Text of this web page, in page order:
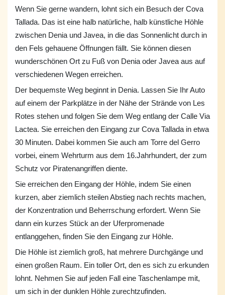
Wenn Sie gerne wandern, lohnt sich ein Besuch der Cova
Tallada. Das ist eine halb natürliche, halb künstliche Höhle
zwischen Denia und Javea, in die das Sonnenlicht durch in
den Fels gehauene Öffnungen fällt. Sie können diesen
wunderschönen Ort zu Fuß von Denia oder Javea aus auf
verschiedenen Wegen erreichen.
Der bequemste Weg beginnt in Denia. Lassen Sie Ihr Auto
auf einem der Parkplätze in der Nähe der Strände von Les
Rotes stehen und folgen Sie dem Weg entlang der Calle Via
Lactea. Sie erreichen den Eingang zur Cova Tallada in etwa
30 Minuten. Dabei kommen Sie auch am Torre del Gerro
vorbei, einem Wehrturm aus dem 16.Jahrhundert, der zum
Schutz vor Piratenangriffen diente.
Sie erreichen den Eingang der Höhle, indem Sie einen
kurzen, aber ziemlich steilen Abstieg nach rechts machen,
der Konzentration und Beherrschung erfordert. Wenn Sie
dann ein kurzes Stück an der Uferpromenade
entlanggehen, finden Sie den Eingang zur Höhle.
Die Höhle ist ziemlich groß, hat mehrere Durchgänge und
einen großen Raum. Ein toller Ort, den es sich zu erkunden
lohnt. Nehmen Sie auf jeden Fall eine Taschenlampe mit,
um sich in der dunklen Höhle zurechtzufinden.